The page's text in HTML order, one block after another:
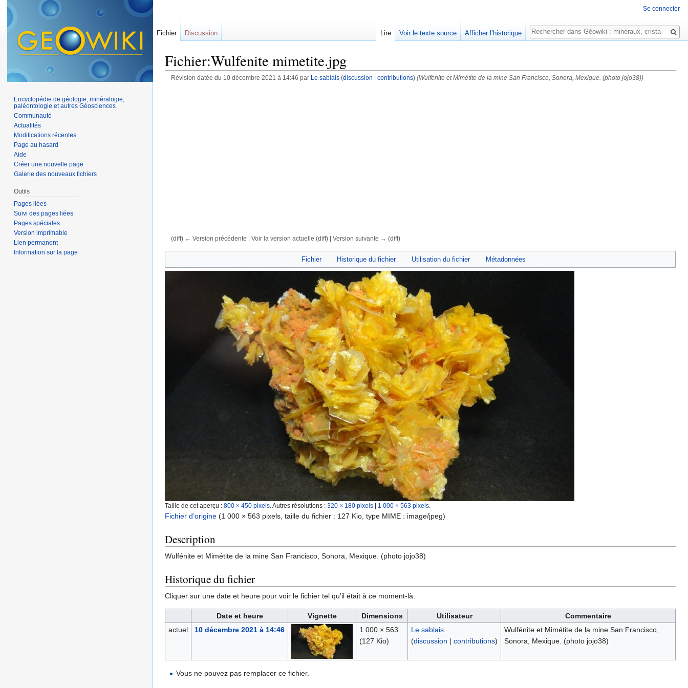
Fichier:Wulfenite mimetite.jpg
Révision datée du 10 décembre 2021 à 14:46 par Le sablais (discussion contributions) (Wulfénite et Mimétite de la mine San Francisco, Sonora, Mexique. (photo jojo38))
(diff) ← Version précédente | Voir la version actuelle (diff) | Version suivante → (diff)
Fichier Historique du fichier Utilisation du fichier Métadonnées
Taille de cet aperçu : 800 × 450 pixels Autres résolutions : 320 × 180 pixels 1 000 × 563 pixels
Fichier d’origine (1 000 × 563 pixels, taille du fichier : 127 Kio, type MIME : image/jpeg)
Description
Wulfénite et Mimétite de la mine San Francisco, Sonora, Mexique. (photo jojo38)
Historique du fichier
Cliquer sur une date et heure pour voir le fichier tel qu'il était à ce moment-là.
Date et heure Vignette Dimensions Utilisateur
Commentaire
actuel
10 décembre 2021 à 14:46
1 000 × 563
(127 Kio)
Le sablais
(discussion | contributions)
Wulfénite et Mimétite de la mine San Francisco,
Sonora, Mexique. (photo jojo38)
Vous ne pouvez pas remplacer ce fichier.
Se connecter
Fichier Discussion Lire Voir le texte source Afficher l’historique
Rechercher
Encyclopédie de géologie, minéralogie,
paléontologie et autres Géosciences
Communauté
Actualités
Modifications récentes
Page au hasard
Aide
Créer une nouvelle page
Galerie des nouveaux fichiers
Outils
Pages liées
Suivi des pages liées
Pages spéciales
Version imprimable
Lien permanent
Information sur la page